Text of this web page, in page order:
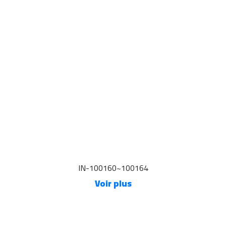
IN-100160~100164
Voir plus